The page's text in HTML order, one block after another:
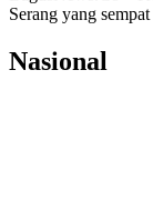
Serang yang
Nasional